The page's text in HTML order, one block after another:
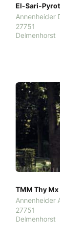
El-Sari-
Annenheider
27751
Delmenhorst
TMM Thy
Annenheider
27751
Delmenhorst